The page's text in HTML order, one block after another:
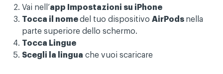
Vai nell’app Impostazioni su iPhone
Tocca il nomedel tuo dispositivo AirPods nella
parte superiore dello schermo.
Tocca Lingue
Scegli la lingua che vuoi scaricare